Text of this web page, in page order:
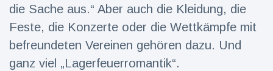
nimmt
Wendung
16 Juli
52
Vor WM-
Finale:
die Sache aus.“ Aber auch die Kleidung, die
Feste, die Konzerte oder die Wettkämpfe mit
befreundeten Vereinen gehören dazu. Und
ganz viel „Lagerfeuerromantik“.